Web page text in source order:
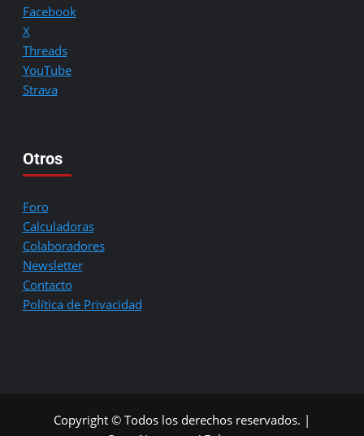
Facebook
X
Threads
YouTube
Strava
Otros
Foro
Calculadoras
Colaboradores
Newsletter
Contacto
Política de Privacidad
Copyright © Todos los derechos reservados. |